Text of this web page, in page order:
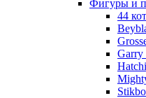
Фигуры и
44
Garry